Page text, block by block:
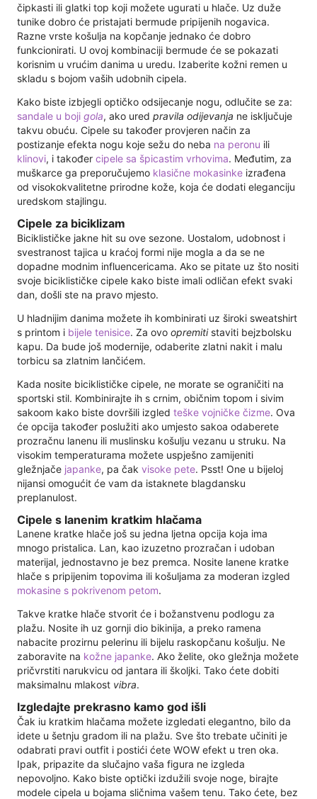
čipkasti ili glatki top koji možete ugurati u hlače. Uz duže
tunike dobro će pristajati bermude pripijenih nogavica.
Razne vrste košulja na kopčanje jednako će dobro
funkcionirati. U ovoj kombinaciji bermude će se pokazati
korisnim u vrućim danima u uredu. Izaberite kožni remen u
skladu s bojom vaših udobnih cipela.
Kako biste izbjegli optičko odsijecanje nogu, odlučite se za:
sandale u boji gola, ako ured pravila odijevanja ne isključuje
takvu obuću. Cipele su također provjeren način za
postizanje efekta nogu koje sežu do neba na peronu ili
klinovi, i također cipele sa špicastim vrhovima. Međutim, za
muškarce ga preporučujemo klasične mokasinke izrađena
od visokokvalitetne prirodne kože, koja će dodati eleganciju
uredskom stajlingu.
Cipele za biciklizam
Biciklističke jakne hit su ove sezone. Uostalom, udobnost i
svestranost tajica u kraćoj formi nije mogla a da se ne
dopadne modnim influencericama. Ako se pitate uz što nositi
svoje biciklističke cipele kako biste imali odličan efekt svaki
dan, došli ste na pravo mjesto.
U hladnijim danima možete ih kombinirati uz široki sweatshirt
s printom i bijele tenisice. Za ovo opremitistaviti bejzbolsku
kapu. Da bude još modernije, odaberite zlatni nakit i malu
torbicu sa zlatnim lančićem.
Kada nosite biciklističke cipele, ne morate se ograničiti na
sportski stil. Kombinirajte ih s crnim, običnim topom i sivim
sakoom kako biste dovršili izgled teške vojničke čizme. Ova
će opcija također poslužiti ako umjesto sakoa odaberete
prozračnu lanenu ili muslinsku košulju vezanu u struku. Na
visokim temperaturama možete uspješno zamijeniti
gležnjače japanke, pa čak visoke pete. Psst! One u bijeloj
nijansi omogućit će vam da istaknete blagdansku
preplanulost.
Cipele s lanenim kratkim hlačama
Lanene kratke hlače još su jedna ljetna opcija koja ima
mnogo pristalica. Lan, kao izuzetno prozračan i udoban
materijal, jednostavno je bez premca. Nosite lanene kratke
hlače s pripijenim topovima ili košuljama za moderan izgled
mokasine s pokrivenom petom.
Takve kratke hlače stvorit će i božanstvenu podlogu za
plažu. Nosite ih uz gornji dio bikinija, a preko ramena
nabacite prozirnu pelerinu ili bijelu raskopčanu košulju. Ne
zaboravite na kožne japanke. Ako želite, oko gležnja možete
pričvrstiti narukvicu od jantara ili školjki. Tako ćete dobiti
maksimalnu mlakost vibra.
Izgledajte prekrasno kamo god išli
Čak iu kratkim hlačama možete izgledati elegantno, bilo da
idete u šetnju gradom ili na plažu. Sve što trebate učiniti je
odabrati pravi outfit i postići ćete WOW efekt u tren oka.
Ipak, pripazite da slučajno vaša figura ne izgleda
nepovoljno. Kako biste optički izdužili svoje noge, birajte
modele cipela u bojama sličnima vašem tenu. Tako ćete, bez